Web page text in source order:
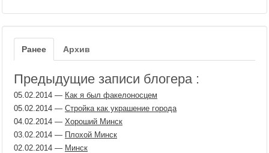
Ранее Архив
Предыдущие записи блогера :
05.02.2014 — Как я был факелоносцем
05.02.2014 — Стройка как украшение города
04.02.2014 — Хороший Минск
03.02.2014 — Плохой Минск
02.02.2014 — Минск